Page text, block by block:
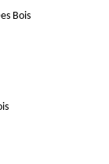
Bois